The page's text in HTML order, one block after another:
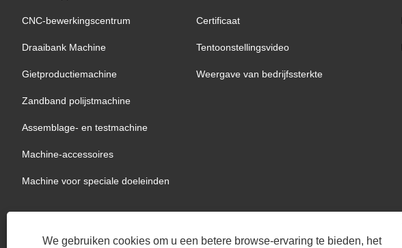
CNC-bewerkingscentrum
Draaibank Machine
Gietproductiemachine
Zandband polijstmachine
Assemblage- en testmachine
Machine-accessoires
Machine voor speciale doeleinden
Certificaat
Tentoonstellingsvideo
Weergave van bedrijfssterkte
We gebruiken cookies om u een betere browse-ervaring te bieden, het